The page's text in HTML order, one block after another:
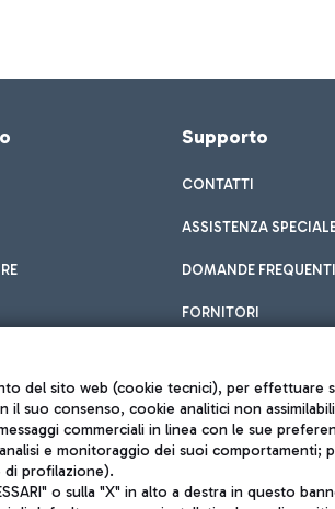
Supporto
CONTATTI
ASSISTENZA
DOMANDE FREQUENTI
FORNITORI
Note legali
del sito web (cookie tecnici), per effettuare
il suo consenso, cookie analitici non
commerciali in linea con le sue
e monitoraggio dei suoi comportamenti;
di profilazione).
o sulla "X" in alto a destra in questo